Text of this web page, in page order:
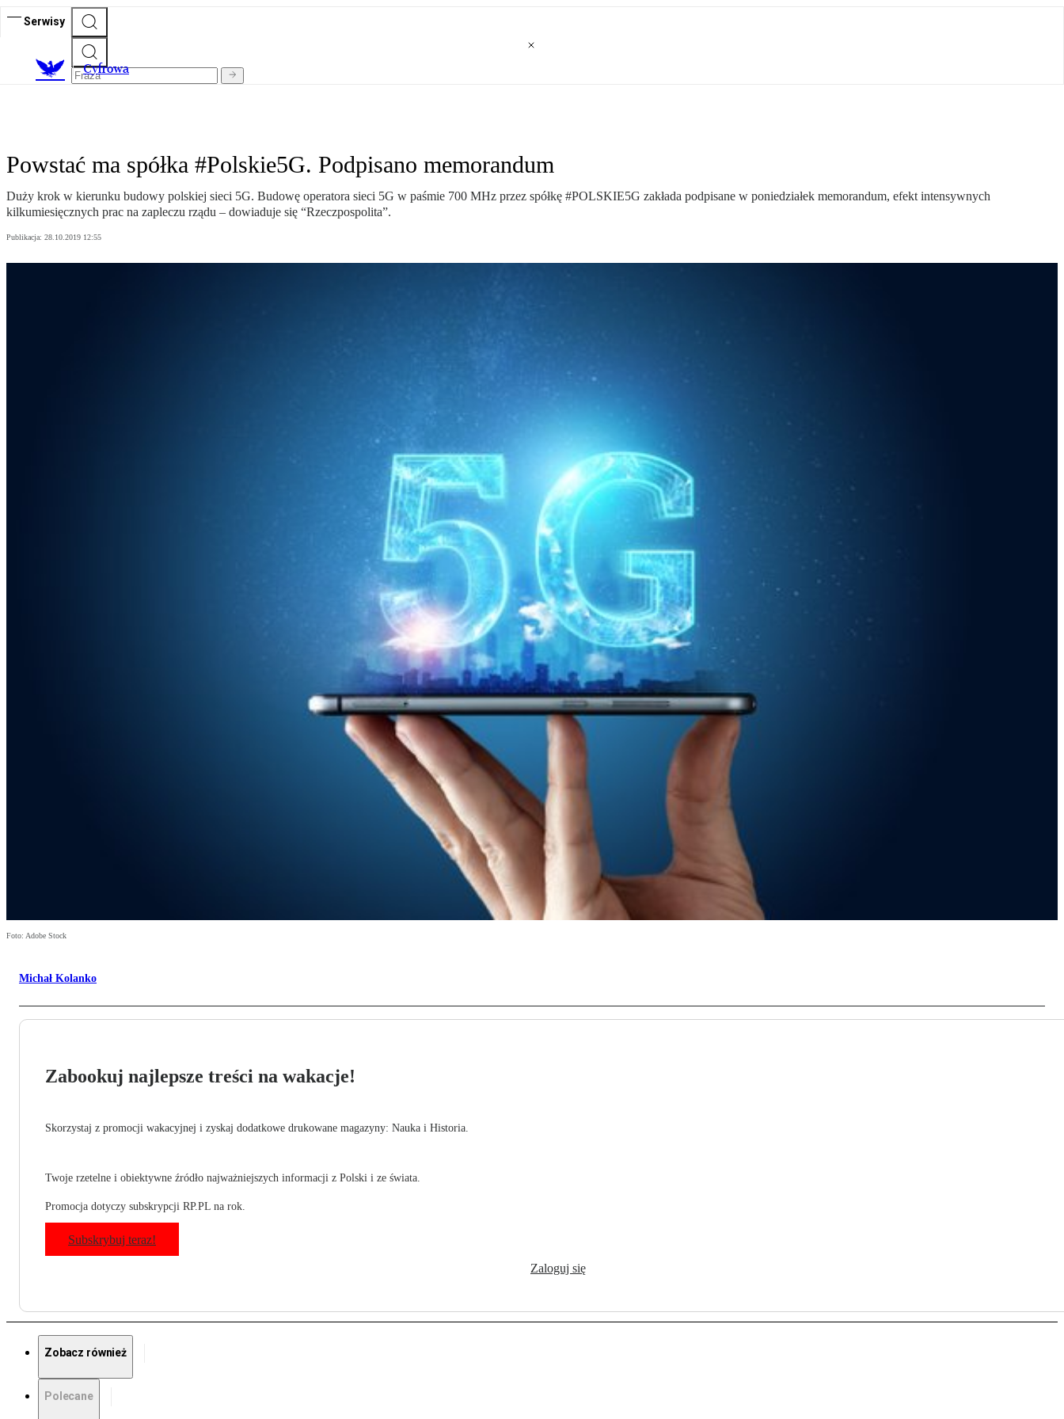
Serwisy
Cyfrowa
Powstać ma spółka #Polskie5G. Podpisano memorandum
Duży krok w kierunku budowy polskiej sieci 5G. Budowę operatora sieci 5G w paśmie 700 MHz przez spółkę #POLSKIE5G zakłada podpisane w poniedziałek memorandum, efekt intensywnych
kilkumiesięcznych prac na zapleczu rządu – dowiaduje się “Rzeczpospolita”.
Publikacja: 28.10.2019 12:55
Foto: Adobe Stock
Michał Kolanko
Zabookuj najlepsze treści na wakacje!
Skorzystaj z promocji wakacyjnej i zyskaj dodatkowe drukowane magazyny: Nauka i Historia.
Twoje rzetelne i obiektywne źródło najważniejszych informacji z Polski i ze świata.
Promocja dotyczy subskrypcji RP.PL na rok.
Subskrybuj teraz!
Zaloguj się
Zobacz również
Polecane